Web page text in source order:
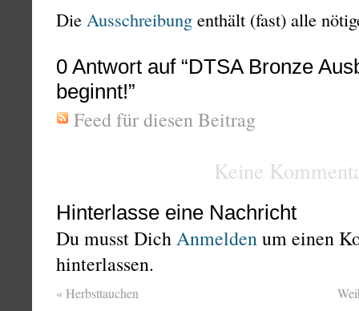
Die Ausschreibung enthält (fast) alle
0 Antwort auf “DTSA Bronze
beginnt!”
Feed für diesen Beitrag
Keine
Hinterlasse eine Nachricht
Du musst DichAnmeldenum einen
hinterlassen.
«Herbsttauchen